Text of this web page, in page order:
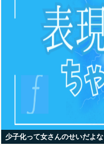
少子化って女さんのせいだよな